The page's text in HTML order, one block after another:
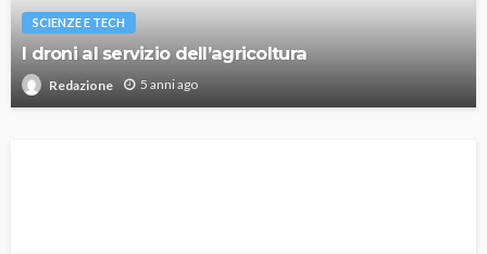
SCIENZE E TECH
I droni al servizio dell’agricoltura
Redazione 5 anni ago